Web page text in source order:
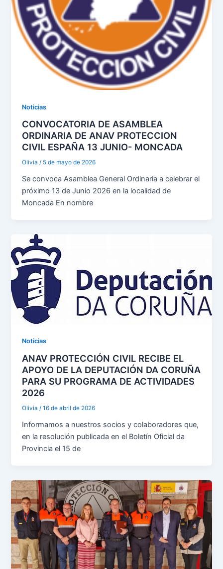
Noticias
CONVOCATORIA DE ASAMBLEA
ORDINARIA DE ANAV PROTECCION
CIVIL ESPAÑA 13 JUNIO- MONCADA
Olivia/ 5 de mayo de 2026
Se convoca Asamblea General Ordinaria a celebrar el
próximo 13 de Junio 2026 en la localidad de
Moncada En nombre
Noticias
ANAV PROTECCIÓN CIVIL RECIBE EL
APOYO DE LA DEPUTACIÓN DA CORUÑA
PARA SU PROGRAMA DE ACTIVIDADES
2026
Olivia/16 de abril de 2026
Informamos a nuestros socios y colaboradores que,
en la resolución publicada en el Boletín Oficial da
Provincia el 15 de